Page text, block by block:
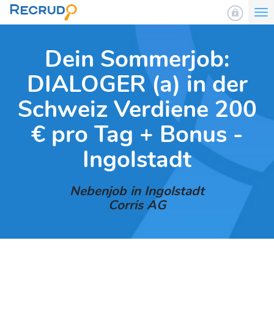
Dein Sommerjob:
DIALOGER (a) in der
Schweiz Verdiene 200
€ pro Tag + Bonus -
Ingolstadt
Nebenjob in Ingolstadt
Corris AG